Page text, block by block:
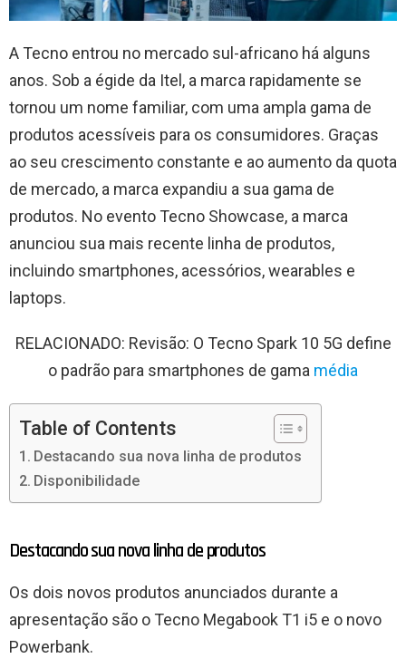
A Tecno entrou no mercado sul-africano há alguns
anos. Sob a égide da Itel, a marca rapidamente se
tornou um nome familiar, com uma ampla gama de
produtos acessíveis para os consumidores. Graças
ao seu crescimento constante e ao aumento da quota
de mercado, a marca expandiu a sua gama de
produtos. No evento Tecno Showcase, a marca
anunciou sua mais recente linha de produtos,
incluindo smartphones, acessórios, wearables e
laptops.
RELACIONADO: Revisão: O Tecno Spark 10 5G define
o padrão para smartphones de gama média
Table of Contents
Destacando sua nova linha de produtos
Disponibilidade
Destacando sua nova linha de produtos
Os dois novos produtos anunciados durante a
apresentação são o Tecno Megabook T1 i5 e o novo
Powerbank.